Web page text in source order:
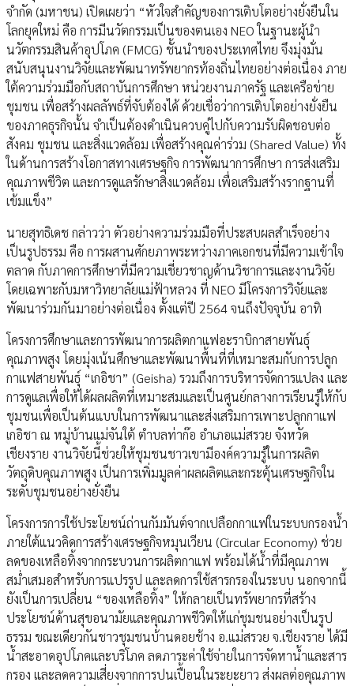
จำกัด (มหาชน) เปิดเผยว่า “หัวใจสำคัญของการเติบโตอย่างยั่งยืนใน
โลกยุคใหม่ คือ การมีนวัตกรรมเป็นของตนเอง NEO ในฐานะผู้นำ
นวัตกรรมสินค้าอุปโภค (FMCG) ชั้นนำของประเทศไทย จึงมุ่งมั่น
สนับสนุนงานวิจัยและพัฒนาทรัพยากรท้องถิ่นไทยอย่างต่อเนื่อง ภาย
ใต้ความร่วมมือกับสถาบันการศึกษา หน่วยงานภาครัฐ และเครือข่าย
ชุมชน เพื่อสร้างผลลัพธ์ที่จับต้องได้ ด้วยเชื่อว่าการเติบโตอย่างยั่งยืน
ของภาคธุรกิจนั้น จำเป็นต้องดำเนินควบคู่ไปกับความรับผิดชอบต่อ
สังคม ชุมชน และสิ่งแวดล้อม เพื่อสร้างคุณค่าร่วม (Shared Value) ทั้ง
ในด้านการสร้างโอกาสทางเศรษฐกิจ การพัฒนาการศึกษา การส่งเสริม
คุณภาพชีวิต และการดูแลรักษาสิ่งแวดล้อม เพื่อเสริมสร้างรากฐานที่
เข้มแข็ง”
นายสุทธิเดช กล่าวว่า ตัวอย่างความร่วมมือที่ประสบผลสำเร็จอย่าง
เป็นรูปธรรม คือ การผสานศักยภาพระหว่างภาคเอกชนที่มีความเข้าใจ
ตลาด กับภาคการศึกษาที่มีความเชี่ยวชาญด้านวิชาการและงานวิจัย
โดยเฉพาะกับมหาวิทยาลัยแม่ฟ้าหลวง ที่ NEO มีโครงการวิจัยและ
พัฒนาร่วมกันมาอย่างต่อเนื่อง ตั้งแต่ปี 2564 จนถึงปัจจุบัน อาทิ
โครงการศึกษาและการพัฒนาการผลิตกาแฟอะราบิกาสายพันธุ์
คุณภาพสูง โดยมุ่งเน้นศึกษาและพัฒนาพื้นที่ที่เหมาะสมกับการปลูก
กาแฟสายพันธุ์ “เกอิชา” (Geisha) รวมถึงการบริหารจัดการแปลง และ
การดูแลเพื่อให้ได้ผลผลิตที่เหมาะสมและเป็นศูนย์กลางการเรียนรู้ให้กับ
ชุมชนเพื่อเป็นต้นแบบในการพัฒนาและส่งเสริมการเพาะปลูกกาแฟ
เกอิชา ณ หมู่บ้านแม่จันใต้ ตำบลท่าก๊อ อำเภอแม่สรวย จังหวัด
เชียงราย งานวิจัยนี้ช่วยให้ชุมชนชาวเขามีองค์ความรู้ในการผลิต
วัตถุดิบคุณภาพสูง เป็นการเพิ่มมูลค่าผลผลิตและกระตุ้นเศรษฐกิจใน
ระดับชุมชนอย่างยั่งยืน
โครงการการใช้ประโยชน์ถ่านกัมมันต์จากเปลือกกาแฟในระบบกรองน้ำ
ภายใต้แนวคิดการสร้างเศรษฐกิจหมุนเวียน (Circular Economy) ช่วย
ลดของเหลือทิ้งจากกระบวนการผลิตกาแฟ พร้อมได้น้ำที่มีคุณภาพ
สม่ำเสมอสำหรับการแปรรูป และลดการใช้สารกรองในระบบ นอกจากนี้
ยังเป็นการเปลี่ยน “ของเหลือทิ้ง” ให้กลายเป็นทรัพยากรที่สร้าง
ประโยชน์ด้านสุขอนามัยและคุณภาพชีวิตให้แก่ชุมชนอย่างเป็นรูป
ธรรม ขณะเดียวกันชาวชุมชนบ้านดอยช้าง อ.แม่สรวย จ.เชียงราย ได้มี
น้ำสะอาดอุปโภคและบริโภค ลดภาระค่าใช้จ่ายในการจัดหาน้ำและสาร
กรอง และลดความเสี่ยงจากการปนเปื้อนในระยะยาว ส่งผลต่อคุณภาพ